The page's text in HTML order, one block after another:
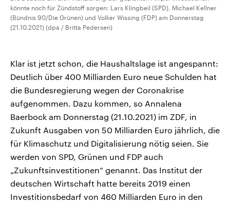
könnte noch für Zündstoff sorgen: Lars Klingbeil (SPD), Michael Kellner
(Bündnis 90/Die Grünen) und Volker Wissing (FDP) am Donnerstag
(21.10.2021) (dpa / Britta Pedersen)
Klar ist jetzt schon, die Haushaltslage ist angespannt:
Deutlich über 400 Milliarden Euro neue Schulden hat
die Bundesregierung wegen der Coronakrise
aufgenommen. Dazu kommen, so Annalena
Baerbock am Donnerstag (21.10.2021) im ZDF, in
Zukunft Ausgaben von 50 Milliarden Euro jährlich, die
für Klimaschutz und Digitalisierung nötig seien. Sie
werden von SPD, Grünen und FDP auch
„Zukunftsinvestitionen“ genannt. Das Institut der
deutschen Wirtschaft hatte bereits 2019 einen
Investitionsbedarf von 460 Milliarden Euro in den